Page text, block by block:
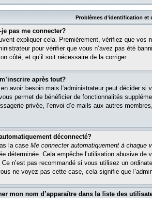
Problèmes d’identification et
pas me connecter?
expliquer cela. Premièrement, vérifiez que vos
pour vérifier que vous n’avez pas été
côté, et qu’il soit nécessaire de la corriger.
après tout?
avoir besoin mais l’administrateur peut décider
permet de bénéficier de fonctionnalités
privée, l’envoi d’e-mails aux autres
déconnecté?
la case Me connecter automatiquement à chaque
déterminée. Cela empêche l’utilisation abusive
Ce n’est pas recommandé si vous utilisez un
ne voyez pas cette case, cela signifie que
mon nom d’apparaître dans la liste des